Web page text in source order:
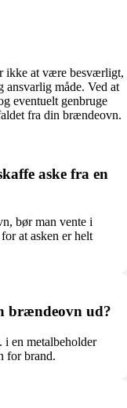
ikke at være besværligt,
ansvarlig måde. Ved at
eventuelt genbruge
fra din brændeovn.
aske fra en
bør man vente i
at asken er helt
brændeovn ud?
i en metalbeholder
for brand.